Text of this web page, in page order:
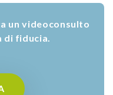
un videoconsulto
di fiducia.